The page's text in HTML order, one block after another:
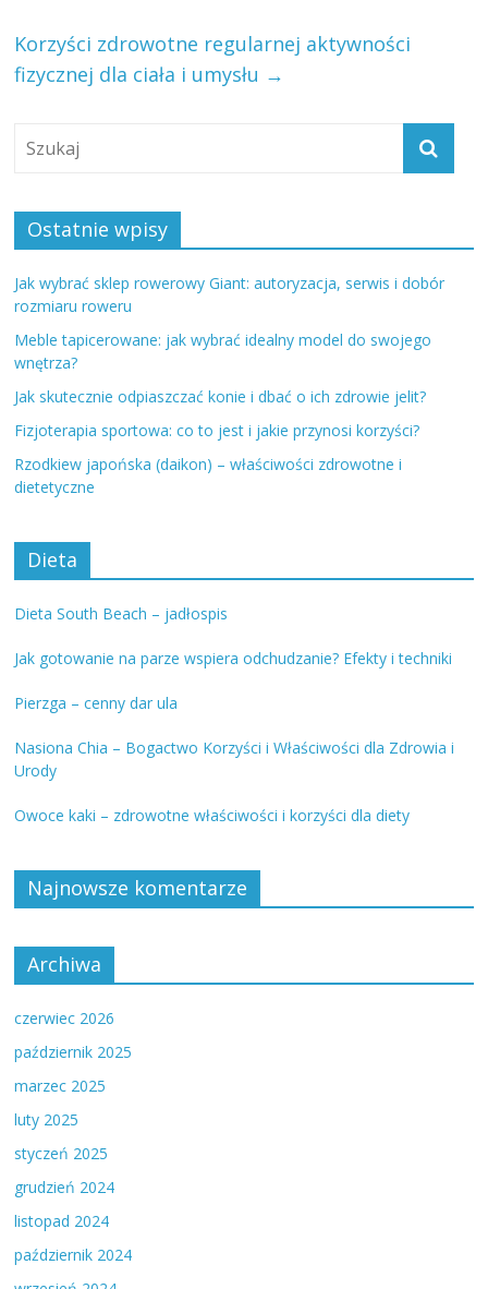
Korzyści zdrowotne regularnej aktywności
fizycznej dla ciała i umysłu →
Ostatnie wpisy
Jak wybrać sklep rowerowy Giant: autoryzacja, serwis i dobór
rozmiaru roweru
Meble tapicerowane: jak wybrać idealny model do swojego
wnętrza?
Jak skutecznie odpiaszczać konie i dbać o ich zdrowie jelit?
Fizjoterapia sportowa: co to jest i jakie przynosi korzyści?
Rzodkiew japońska (daikon) – właściwości zdrowotne i
dietetyczne
Dieta
Dieta South Beach – jadłospis
Jak gotowanie na parze wspiera odchudzanie? Efekty i techniki
Pierzga – cenny dar ula
Nasiona Chia – Bogactwo Korzyści i Właściwości dla Zdrowia i
Urody
Owoce kaki – zdrowotne właściwości i korzyści dla diety
Najnowsze komentarze
Archiwa
czerwiec 2026
październik 2025
marzec 2025
luty 2025
styczeń 2025
grudzień 2024
listopad 2024
październik 2024